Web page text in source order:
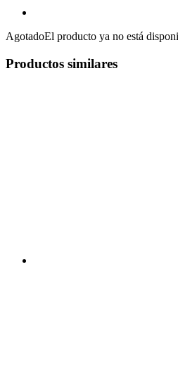
AgotadoEl producto ya no está
Productos similares